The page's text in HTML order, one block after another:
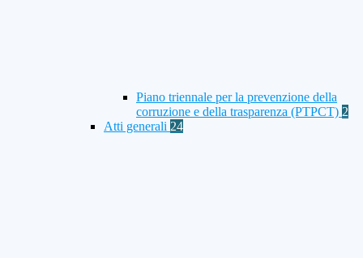
Piano triennale per la prevenzione della
corruzione e della trasparenza (PTPCT) 2
Atti generali 24